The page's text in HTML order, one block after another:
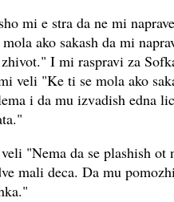
mi e stra da ne mi
ako sakash da mi
I mi raspravi za
veli "Ke ti se mola ako
i da mu izvadish edna
"Nema da se plashish ot
mali deca. Da mu